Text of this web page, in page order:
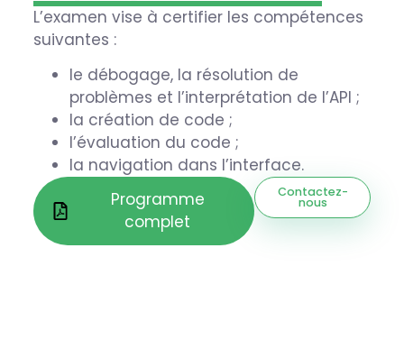
L’examen vise à certifier les compétences
suivantes :
le débogage, la résolution de
problèmes et l’interprétation de l’API ;
la création de code ;
l’évaluation du code ;
la navigation dans l’interface.
Programme
complet
Contactez-
nous